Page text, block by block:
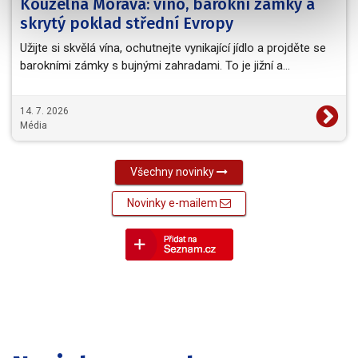
Kouzelná Morava: víno, barokní zámky a
skrytý poklad střední Evropy
Užijte si skvělá vína, ochutnejte vynikající jídlo a projděte se
barokními zámky s bujnými zahradami. To je jižní a…
14. 7. 2026
Média
Všechny novinky
Novinky e-mailem